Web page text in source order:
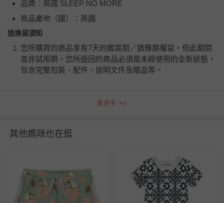
品牌：英國 SLEEP NO MORE
商品產地（國）：英國
退換貨須知
您所購買的商品享有7天的鑑賞期／猶豫期權益，但此期間
並非試用期，您所退回的商品必須是未經使用的全新狀態，
包含完整包裝、配件、說明文件及贈品等。
瑕疵退換貨所產生的運費，將由媽咪愛負責處理，若非瑕疵
並點選『我要退貨』即可進行申請。若有相關退貨問題，請
至媽咪愛LINE@客服ID: @mamilove
針對滿件折/滿額贈…等活動，如因部份退貨，而該訂單保
留商品未達活動門檻，將以原價計算，活動贈品亦需一併退
回。
看更多
其他媽咪也在逛